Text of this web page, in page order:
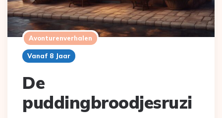
Avonturenverhalen
Vanaf 8 Jaar
De
puddingbroodjesruzi